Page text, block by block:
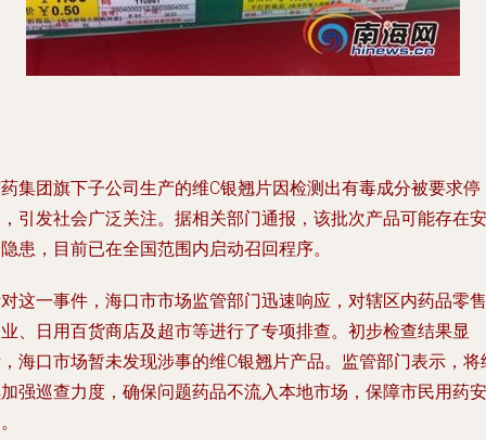
集团旗下子公司生产的维C银翘片因检测出有毒成分被要求停
引发社会广泛关注。据相关部门通报，该批次产品可能存在安
患，目前已在全国范围内启动召回程序。
这一事件，海口市市场监管部门迅速响应，对辖区内药品零售
、日用百货商店及超市等进行了专项排查。初步检查结果显
海口市场暂未发现涉事的维C银翘片产品。监管部门表示，将
强巡查力度，确保问题药品不流入本地市场，保障市民用药安